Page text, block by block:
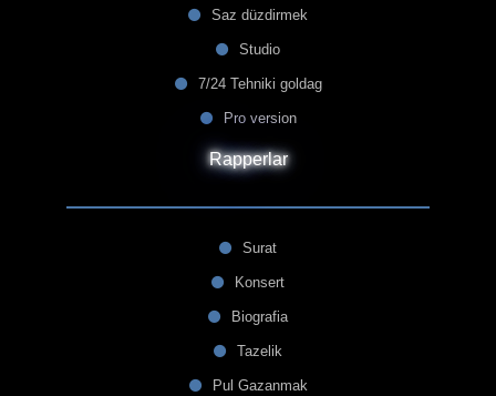
Saz düzdirmek
Studio
7/24 Tehniki goldag
Pro version
Rapperlar
Surat
Konsert
Biografia
Tazelik
Pul Gazanmak